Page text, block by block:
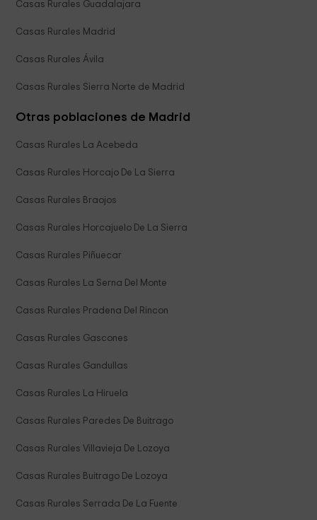
Casas Rurales Guadalajara
Casas Rurales Madrid
Casas Rurales Ávila
Casas Rurales Sierra Norte de Madrid
Otras poblaciones de Madrid
Casas Rurales La Acebeda
Casas Rurales Horcajo De La Sierra
Casas Rurales Braojos
Casas Rurales Horcajuelo De La Sierra
Casas Rurales Piñuecar
Casas Rurales La Serna Del Monte
Casas Rurales Pradena Del Rincon
Casas Rurales Gascones
Casas Rurales Gandullas
Casas Rurales La Hiruela
Casas Rurales Paredes De Buitrago
Casas Rurales Villavieja De Lozoya
Casas Rurales Buitrago De Lozoya
Casas Rurales Serrada De La Fuente